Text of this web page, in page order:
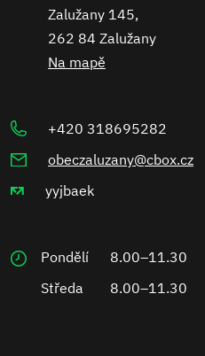
Zalužany 145,
262 84 Zalužany
Na mapě
+420 318695282
obeczaluzany@cbox.cz
yyjbaek
Pondělí 8.00–11.30
Středa
8.00–11.30